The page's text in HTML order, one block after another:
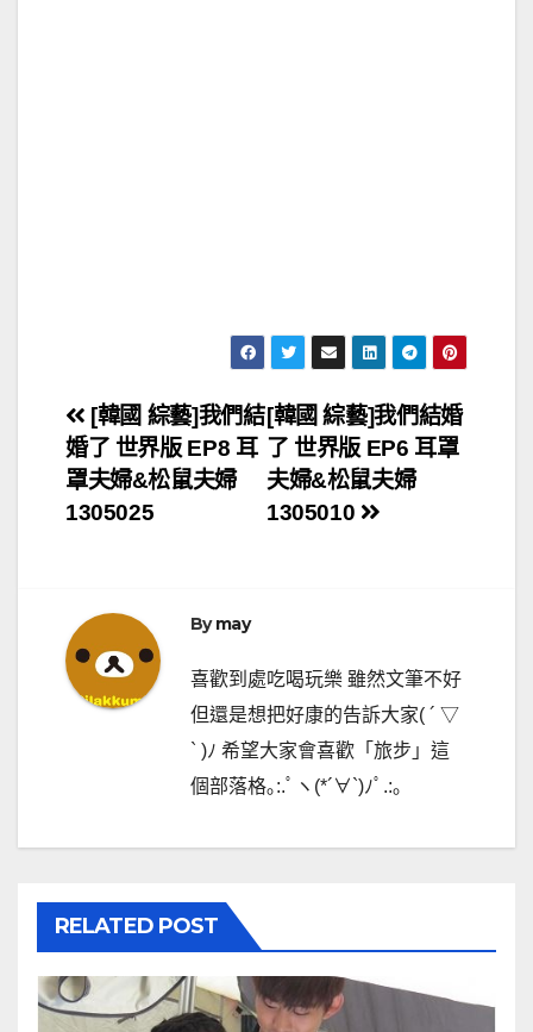
文
章
導
[韓國 綜藝]我們結婚
了 世界版 EP6 耳罩
夫婦&松鼠夫婦
1305010
[韓國 綜藝]我們結
婚了 世界版 EP8 耳
罩夫婦&松鼠夫婦
1305025
Bymay
喜歡到處吃喝玩樂 雖然文筆不好
但還是想把好康的告訴大家( ´ ▽
` )ﾉ 希望大家會喜歡「旅步」這
個部落格｡:.ﾟヽ(*´∀`)ﾉﾟ.:｡
RELATED POST